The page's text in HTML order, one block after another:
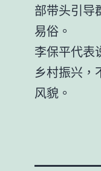
部带头引导
易俗。
李保平代表
乡村振兴，
风貌。